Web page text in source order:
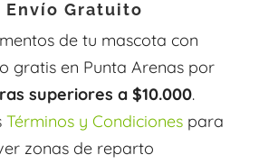
Envío Gratuito
de tu mascota con
gratis en Punta Arenas por
superiores a $10.000.
Términos y Condicionespara
zonas de reparto